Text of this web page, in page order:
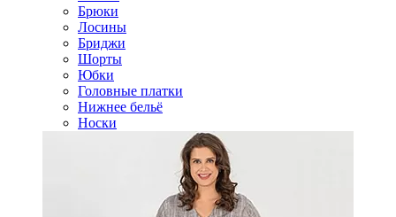
Брюки
Лосины
Бриджи
Шорты
Юбки
Головные платки
Нижнее бельё
Носки